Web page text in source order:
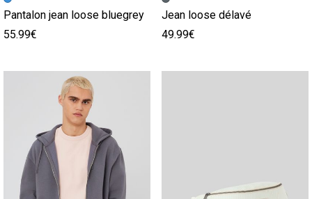
Pantalon jean loose bluegrey
55.99€
Jean loose délavé
49.99€